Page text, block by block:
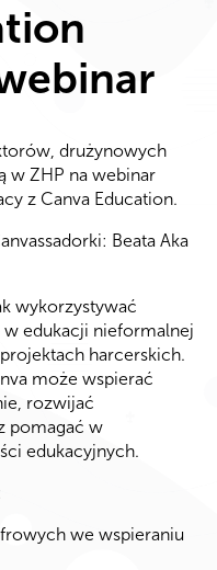
drużynowych
w ZHP na webinar
z Canva Education.
Beata Aka
wykorzystywać
edukacji nieformalnej
harcerskich.
może wspierać
rozwijać
pomagać w
edukacyjnych.
we wspieraniu